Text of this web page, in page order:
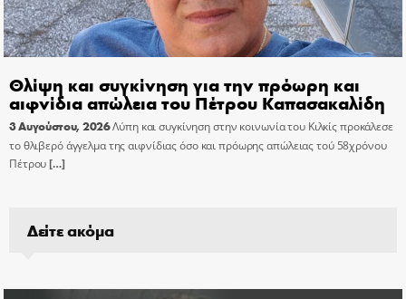
Θλίψη και συγκίνηση για την πρόωρη και
αιφνίδια απώλεια του Πέτρου Καπασακαλίδη
3 Αυγούστου, 2026Λύπη και συγκίνηση στην κοινωνία του Κιλκίς προκάλεσε
το θλιβερό άγγελμα της αιφνίδιας όσο και πρόωρης απώλειας τού 58χρόνου
Πέτρου[…]
Δείτε ακόμα